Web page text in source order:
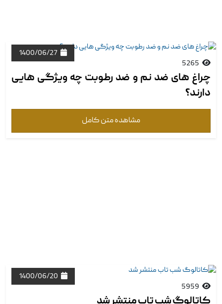
چراغ های ضد نم و ضد رطوبت چه ویژگی هایی
دارند؟
مشاهده متن کامل
کاتالوگ شب تاب منتشر شد